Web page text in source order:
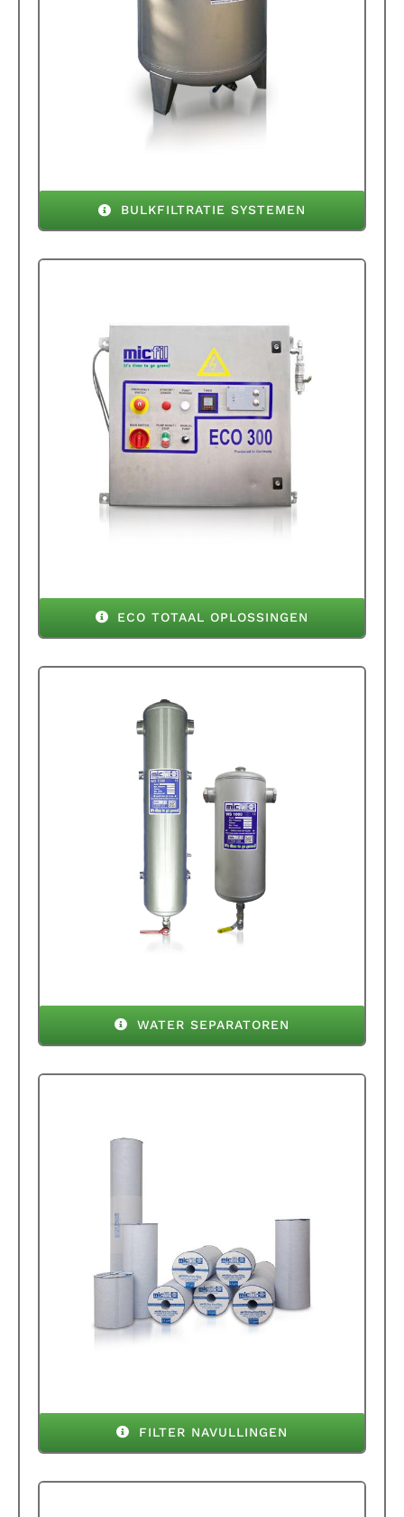
BULKFILTRATIE SYSTEMEN
ECO TOTAAL OPLOSSINGEN
WATER SEPARATOREN
FILTER NAVULLINGEN